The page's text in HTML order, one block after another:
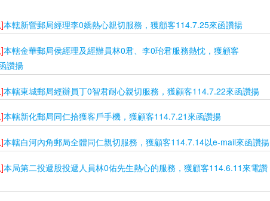
本轄新營郵局經理李0嬌熱心親切服務，獲顧客114.7.25來函讚揚
本轄金華郵局侯經理及經辦員林0君、李0珆君服務熱忱，獲顧客
讚揚
本轄東城郵局經辦員丁0智君耐心親切服務，獲顧客114.7.22來函讚揚
本轄新化郵局同仁拾獲客戶手機，獲顧客114.7.21來函讚揚
本轄白河內角郵局全體同仁親切服務，獲顧客114.7.14以e-mail來函讚揚
本局第二投遞股投遞人員林0佑先生熱心的服務，獲顧客114.6.11來電讚